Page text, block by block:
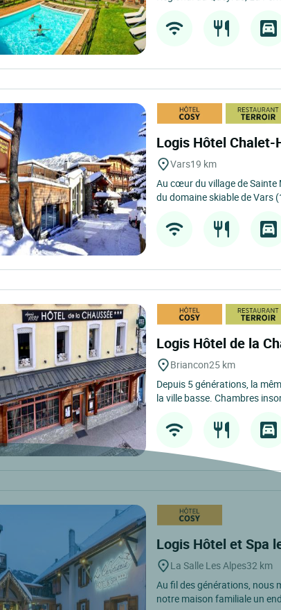
Logis Hôtel
Vars19 km
Au cœur du village de Sainte
du domaine skiable de Vars
Logis Hôtel de la
Briancon25 km
Depuis 5 générations, la
la ville basse. Chambres
Logis Hôtel et Spa
La Salle Les Alpes32 km
Au fil des générations,
notre maison familiale un